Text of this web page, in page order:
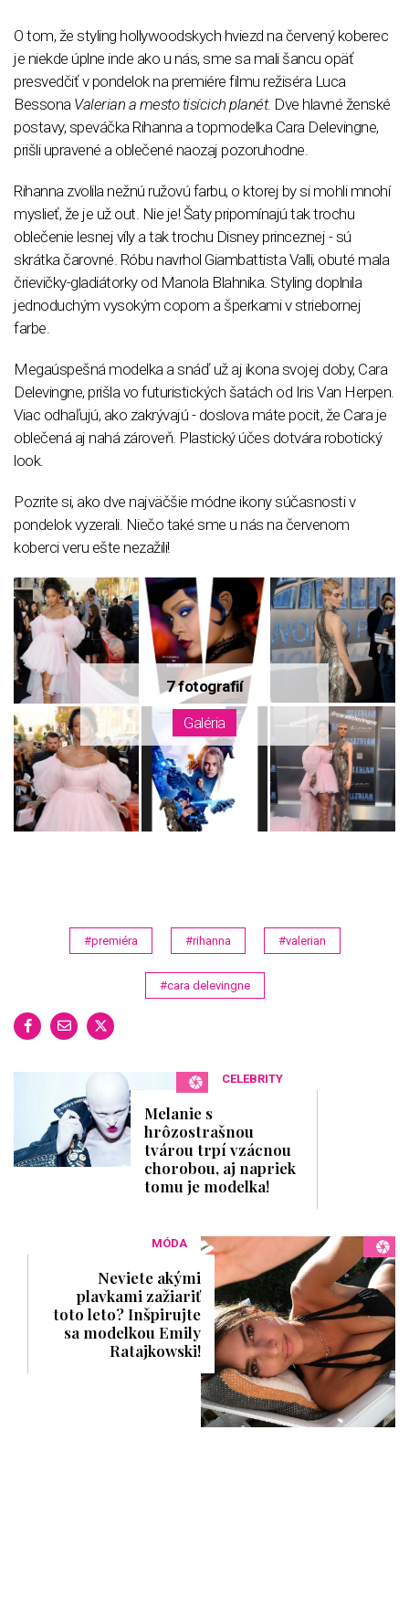
O tom, že styling hollywoodskych hviezd na červený koberec
je niekde úplne inde ako u nás, sme sa mali šancu opäť
presvedčiť v pondelok na premiére filmu režiséra Luca
Bessona Valerian a mesto tisícich planét. Dve hlavné ženské
postavy, speváčka Rihanna a topmodelka Cara Delevingne,
prišli upravené a oblečené naozaj pozoruhodne.
Rihanna zvolila nežnú ružovú farbu, o ktorej by si mohli mnohí
myslieť, že je už out. Nie je! Šaty pripomínajú tak trochu
oblečenie lesnej víly a tak trochu Disney princeznej - sú
skrátka čarovné. Róbu navrhol Giambattista Valli, obuté mala
črievičky-gladiátorky od Manola Blahnika. Styling doplnila
jednoduchým vysokým copom a šperkami v striebornej
farbe.
Megaúspešná modelka a snáď už aj ikona svojej doby, Cara
Delevingne, prišla vo futuristických šatách od Iris Van Herpen.
Viac odhaľujú, ako zakrývajú - doslova máte pocit, že Cara je
oblečená aj nahá zároveň. Plastický účes dotvára robotický
look.
Pozrite si, ako dve najväčšie módne ikony súčasnosti v
pondelok vyzerali. Niečo také sme u nás na červenom
koberci veru ešte nezažili!
#premiéra #rihanna #valerian
#cara delevingne
CELEBRITY
Melanie s
hrôzostrašnou
tvárou trpí vzácnou
chorobou, aj napriek
tomu je modelka!
MÓDA
Neviete akými
plavkami zažiariť
toto leto? Inšpirujte
sa modelkou Emily
Ratajkowski!